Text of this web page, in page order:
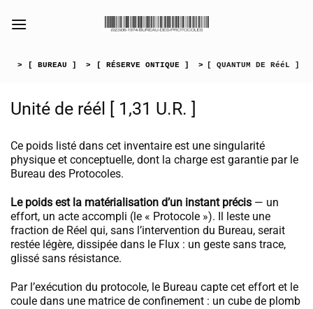
> [ BUREAU ] > [ RÉSERVE ONTIQUE ] > [ QUANTUM DE RééL ]
[collection_vibrance_galerie]
Unité de réél [ 1,31 U.R. ]
Ce poids listé dans cet inventaire est une singularité
physique et conceptuelle, dont la charge est garantie par le
Bureau des Protocoles.
Le poids est la matérialisation d’un instant précis — un
effort, un acte accompli (le « Protocole »). Il leste une
fraction de Réel qui, sans l’intervention du Bureau, serait
restée légère, dissipée dans le Flux : un geste sans trace,
glissé sans résistance.
Par l’exécution du protocole, le Bureau capte cet effort et le
coule dans une matrice de confinement : un cube de plomb